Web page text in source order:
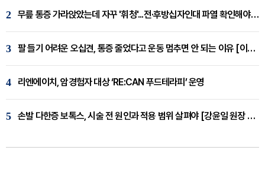
2 무릎 통증 가라앉았는데 자꾸 '휘청'...전·후방십자인대 파열 확인해야 [곽우경 원장 칼럼]
3 팔 들기 어려운 오십견, 통증 줄었다고 운동 멈추면 안 되는 이유 [이병욱 원장 칼럼]
4 리엔에이치, 암경험자 대상 ‘RE:CAN 푸드테라피’ 운영
5 손발 다한증 보톡스, 시술 전 원인과 적용 범위 살펴야 [강윤일 원장 칼럼]